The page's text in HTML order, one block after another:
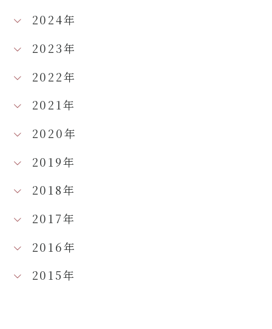
2024年
2023年
2022年
2021年
2020年
2019年
2018年
2017年
2016年
2015年